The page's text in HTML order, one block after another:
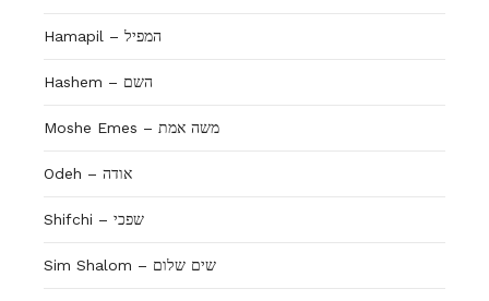
Hamapil – המפיל
Hashem – השם
Moshe Emes – משה אמת
Odeh – אודה
Shifchi – שפכי
Sim Shalom – שים שלום